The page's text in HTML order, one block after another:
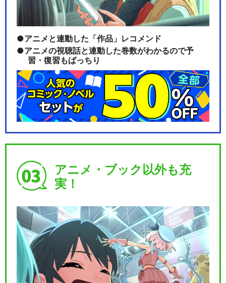
ラブライブ! μ's Go→Go! Lov
eL…
ラブライブ！μ's Final LoveLi
v…
ラブライブ！サンシャイン!!
Aqours F…
Aqours 2…
ラブライブ！サンシャイン!!
Aqours 3…
アニメと連動した「作品」レコメンド
アニメの視聴話と連動した巻数がわかるので予
習・復習もばっちり
アニメ・ブック以外も充
実！